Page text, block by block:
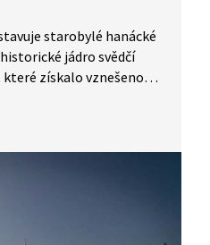
starobylé hanácké
jádro svědčí
získalo vznešenou
dvojici působivých
architektury. Tento
nepřestane okouzlovat
plynutí času,
Pojďte se podívat.